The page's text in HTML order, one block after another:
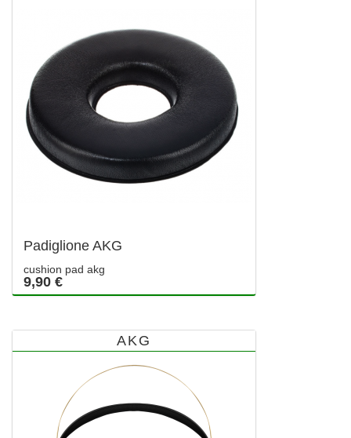
Padiglione AKG
cushion pad akg
9,90 €
AKG